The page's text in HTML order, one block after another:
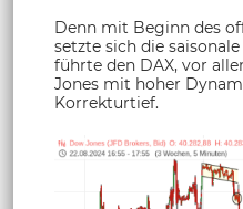
Denn mit Beginn des
setzte sich die
führte den DAX, vor
Jones mit hoher
Korrekturtief.